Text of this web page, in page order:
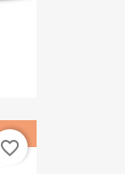
favorite_border